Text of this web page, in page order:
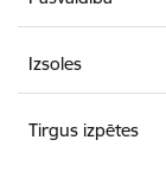
Izsoles
Tirgus izpētes